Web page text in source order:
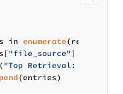
in
enumerate(results):
"file_source"] ==
("Top Retrieval: "
(entries)